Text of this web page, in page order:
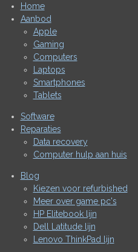
Home
Aanbod
Apple
Gaming
Computers
Laptops
Smartphones
Tablets
Software
Reparaties
Data recovery
Computer hulp aan huis
Blog
Kiezen voor refurbished
Meer over game pc's
HP Elitebook lijn
Dell Latitude lijn
Lenovo ThinkPad lijn